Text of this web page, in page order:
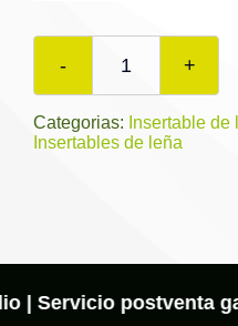
de
Leña
Calefacción
Categorias: Insertable
Insertables de leña
Servicio postventa